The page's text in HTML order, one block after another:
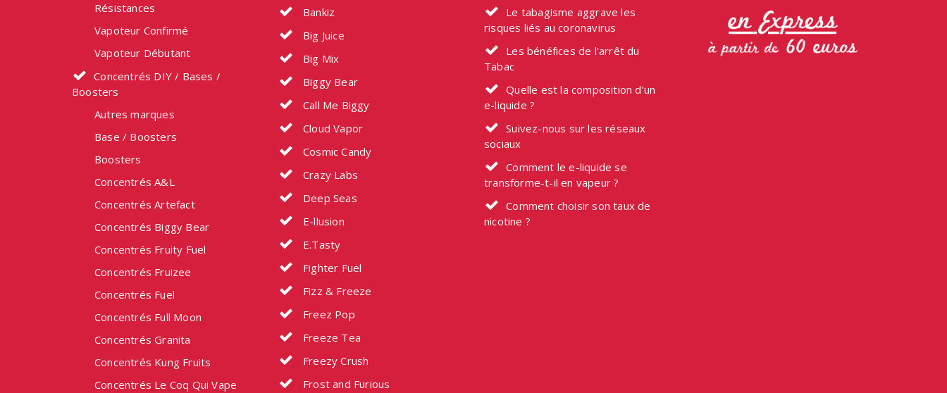
Résistances
Vapoteur Confirmé
Vapoteur Débutant
Concentrés DIY / Bases /
Boosters
Autres marques
Base / Boosters
Boosters
Concentrés A&L
Concentrés Artefact
Concentrés Biggy Bear
Concentrés Fruity Fuel
Concentrés Fruizee
Concentrés Fuel
Concentrés Full Moon
Concentrés Granita
Concentrés Kung Fruits
Concentrés Le Coq Qui Vape
Bankiz
Big Juice
Big Mix
Biggy Bear
Call Me Biggy
Cloud Vapor
Cosmic Candy
Crazy Labs
Deep Seas
E-llusion
E.Tasty
Fighter Fuel
Fizz & Freeze
Freez Pop
Freeze Tea
Freezy Crush
Frost and Furious
Le tabagisme aggrave les
risques liés au coronavirus
Les bénéfices de l’arrêt du
Tabac
Quelle est la composition d’un
e-liquide ?
Suivez-nous sur les réseaux
sociaux
Comment le e-liquide se
transforme-t-il en vapeur ?
Comment choisir son taux de
nicotine ?